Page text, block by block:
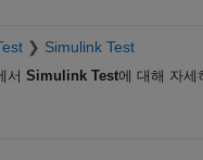
Simulink Test
서 Simulink Test에 대해 자세